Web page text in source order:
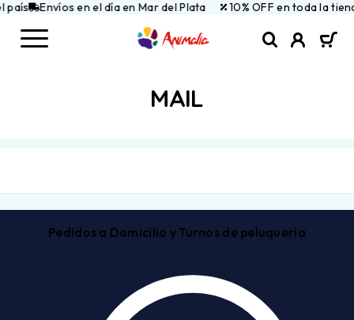
Envíos en el día en Mar del Plata 10% OFF en toda la
MAIL
Pedidos a Domicilio y Turnos de peluqueria